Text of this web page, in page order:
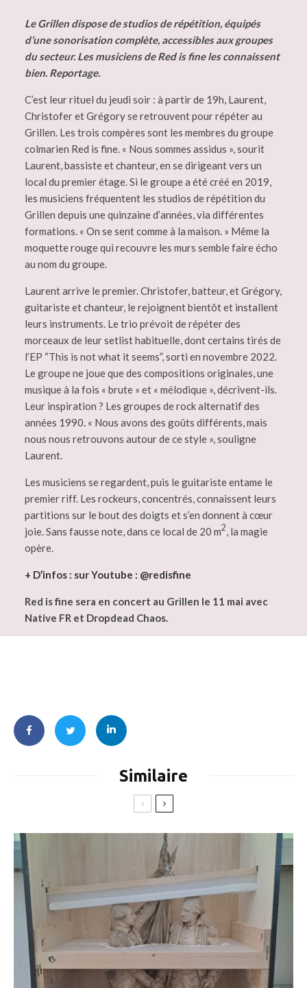
Le Grillen dispose de studios de répétition, équipés
d’une sonorisation complète, accessibles aux groupes
du secteur. Les musiciens de Red is fine les connaissent
bien. Reportage.
C’est leur rituel du jeudi soir : à partir de 19h, Laurent,
Christofer et Grégory se retrouvent pour répéter au
Grillen. Les trois compères sont les membres du groupe
colmarien Red is fine. « Nous sommes assidus », sourit
Laurent, bassiste et chanteur, en se dirigeant vers un
local du premier étage. Si le groupe a été créé en 2019,
les musiciens fréquentent les studios de répétition du
Grillen depuis une quinzaine d’années, via différentes
formations. « On se sent comme à la maison. » Même la
moquette rouge qui recouvre les murs semble faire écho
au nom du groupe.
Laurent arrive le premier. Christofer, batteur, et Grégory,
guitariste et chanteur, le rejoignent bientôt et installent
leurs instruments. Le trio prévoit de répéter des
morceaux de leur setlist habituelle, dont certains tirés de
l’EP “This is not what it seems”, sorti en novembre 2022.
Le groupe ne joue que des compositions originales, une
musique à la fois « brute » et « mélodique », décrivent-ils.
Leur inspiration ? Les groupes de rock alternatif des
années 1990. « Nous avons des goûts différents, mais
nous nous retrouvons autour de ce style », souligne
Laurent.
Les musiciens se regardent, puis le guitariste entame le
premier riff. Les rockeurs, concentrés, connaissent leurs
partitions sur le bout des doigts et s’en donnent à cœur
joie. Sans fausse note, dans ce local de 20 m2 , la magie
opère.
+ D’infos : sur Youtube : @redisfine
Red is fine sera en concert au Grillen le 11 mai avec
Native FR et Dropdead Chaos.
Similaire